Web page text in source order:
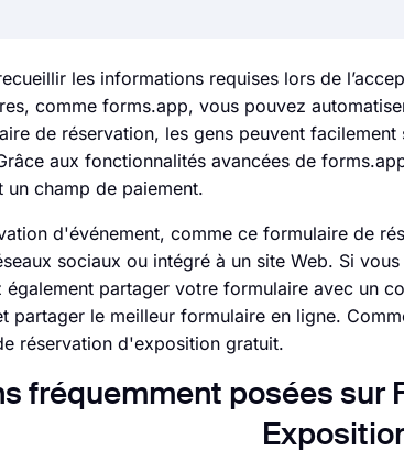
les informations requises lors de
comme forms.app, vous pouvez
de réservation, les gens peuvent
aux fonctionnalités avancées de
un champ de paiement.
d'événement, comme ce formulaire de
sociaux ou intégré à un site Web. Si
partager votre formulaire avec un
partager le meilleur formulaire en ligne.
réservation d'exposition gratuit.
fréquemment posées sur